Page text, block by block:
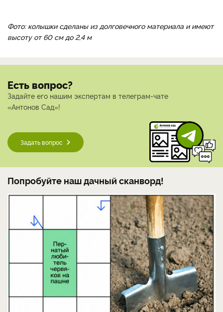
Фото: колышки сделаны из долговечного материала и имеют
высоту от 60 см до 2,4 м
Есть вопрос?
Задайте его нашим экспертам в телеграм-чате
«Антонов Сад»!
Задать вопрос
Попробуйте наш дачный сканворд!